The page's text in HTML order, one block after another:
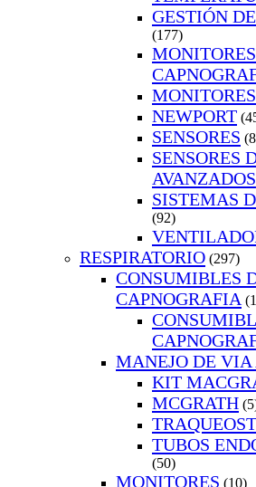
GESTIÓN
(177)
NEWPORT
SENSORES
SENSORES
AVANZADOS
SISTEMAS
(92)
RESPIRATORIO (297)
CONSUMIBLES
CAPNOGRAFIA
MANEJO DE VIA
KIT
MCGRATH
TUBOS
(50)
MONITORES (10)